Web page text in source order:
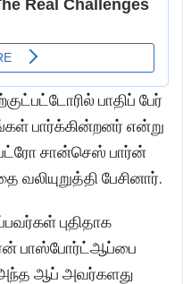
பாதிப் பேர்
பார்க்கின்றனர் என்று
சான்செஸ் பார்ன்
பேசினார்.
புதிதாக
பாஸ்போர்ட்ஆப்பை
ஆப் அவர்களது